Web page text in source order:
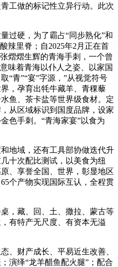
工做的标记性立异行动。此次
硬，为了霸占“同步熟化”和
辣里脊；自2025年2月正在首
熠熠生辉的青海手刺，一个曾
味着青海以仆人之姿、以家国
“青”“宴”字源，”从视觉符号
，孕育出牦牛藏羊、青稞藜
鱼、茶卡盐等世界级食材。定
从区域标识到国度品牌，设家
色手刺。“青海家宴”以食为
域，还有工具部协做迭代升
十次配比测试，以美食为纽
、享誉全国、世界，彰显地区
个产物实现国际互认，全程贯
藏、回、土、撒拉、蒙古等
有特产无尺度、有资本无溢
财产成长、平易近生改善、
演绎“龙羊醋鱼配火腿”；配合